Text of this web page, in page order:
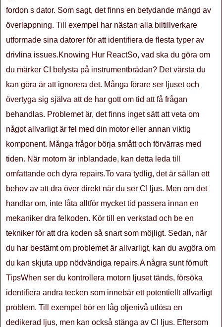
fordon s dator. Som sagt, det finns en betydande mängd av
överlappning. Till exempel har nästan alla biltillverkare
utformade sina datorer för att identifiera de flesta typer av
drivlina issues.Knowing Hur ReactSo, vad ska du göra om
du märker CI belysta på instrumentbrädan? Det värsta du
kan göra är att ignorera det. Många förare ser ljuset och
övertyga sig själva att de har gott om tid att få frågan
behandlas. Problemet är, det finns inget sätt att veta om
något allvarligt är fel med din motor eller annan viktig
komponent. Många frågor börja smått och förvärras med
tiden. När motorn är inblandade, kan detta leda till
omfattande och dyra repairs.To vara tydlig, det är sällan ett
behov av att dra över direkt när du ser CI ljus. Men om det
handlar om, inte låta alltför mycket tid passera innan en
mekaniker dra felkoden. Kör till en verkstad och be en
tekniker för att dra koden så snart som möjligt. Sedan, när
du har bestämt om problemet är allvarligt, kan du avgöra om
du kan skjuta upp nödvändiga repairs.A några sunt förnuft
TipsWhen ser du kontrollera motorn ljuset tänds, försöka
identifiera andra tecken som innebär ett potentiellt allvarligt
problem. Till exempel bör en låg oljenivå utlösa en
dedikerad ljus, men kan också stänga av CI ljus. Eftersom